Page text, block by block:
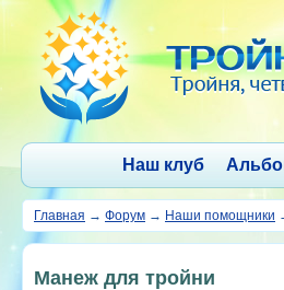
Наш клуб
Главная → Форум → Наши помощники
Манеж для тройни